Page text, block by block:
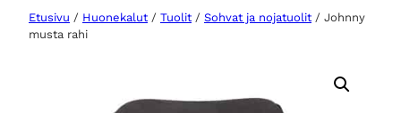
Etusivu / Huonekalut / Tuolit / Sohvat ja nojatuolit / Johnny
musta rahi